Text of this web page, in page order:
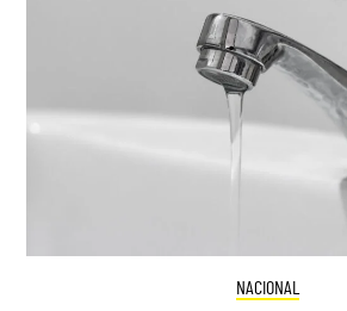
NACIONAL